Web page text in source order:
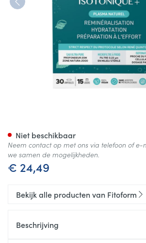
€ 24,49
Niet beschikbaar
Neem contact op met ons via telefoon of e-
we samen de mogelijkheden.
Bekijk alle producten van Fitoform
Beschrijving